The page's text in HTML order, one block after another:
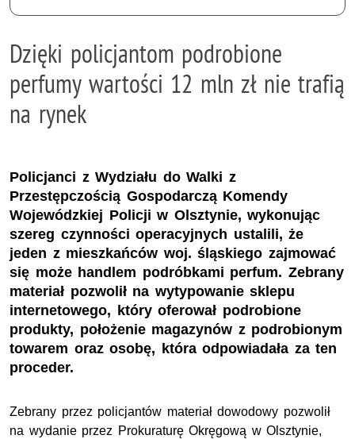
Dzięki policjantom podrobione
perfumy wartości 12 mln zł nie trafią
na rynek
Policjanci z Wydziału do Walki z
Przestępczością Gospodarczą Komendy
Wojewódzkiej Policji w Olsztynie, wykonując
szereg czynności operacyjnych ustalili, że
jeden z mieszkańców woj. śląskiego zajmować
się może handlem podróbkami perfum. Zebrany
materiał pozwolił na wytypowanie sklepu
internetowego, który oferował podrobione
produkty, położenie magazynów z podrobionym
towarem oraz osobę, która odpowiadała za ten
proceder.
Zebrany przez policjantów materiał dowodowy pozwolił
na wydanie przez Prokuraturę Okręgową w Olsztynie,